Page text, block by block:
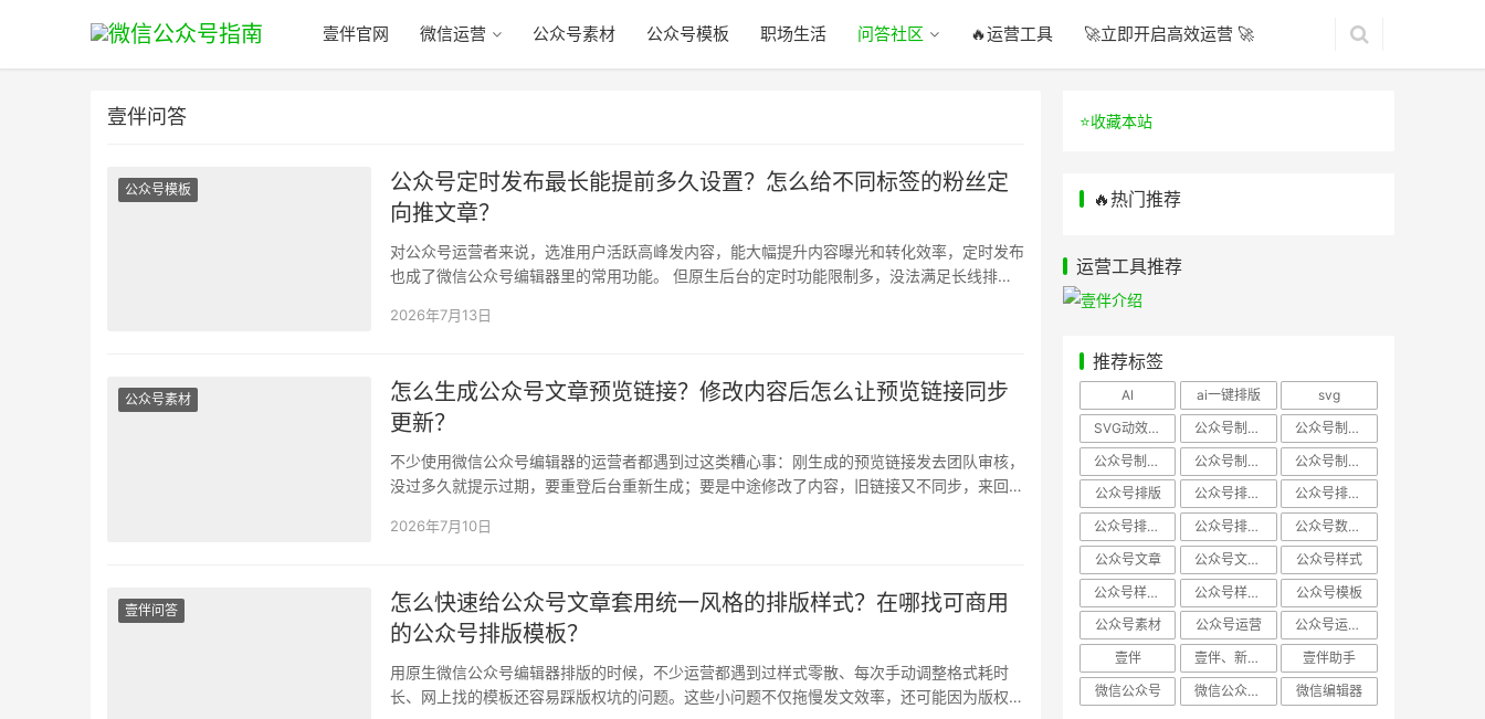
壹伴官网 微信运营 公众号素材 公众号模板 职场生活 问答社区 🔥运营工具 🚀立即开启高效运营 🚀
壹伴问答
公众号模板
公众号定时发布最长能提前多久设置？怎么给不同标签的粉丝定
向推文章？
对公众号运营者来说，选准用户活跃高峰发内容，能大幅提升内容曝光和转化效率，定时发布
也成了微信公众号编辑器里的常用功能。 但原生后台的定时功能限制多，没法满足长线排
2026年7月13日
公众号素材
怎么生成公众号文章预览链接？修改内容后怎么让预览链接同步
更新？
不少使用微信公众号编辑器的运营者都遇到过这类糟心事：刚生成的预览链接发去团队审核，
没过多久就提示过期，要重登后台重新生成；要是中途修改了内容，旧链接又不同步，来回发
2026年7月10日
壹伴问答
怎么快速给公众号文章套用统一风格的排版样式？在哪找可商用
的公众号排版模板？
用原生微信公众号编辑器排版的时候，不少运营都遇到过样式零散、每次手动调整格式耗时
长、网上找的模板还容易踩版权坑的问题。这些小问题不仅拖慢发文效率，还可能因为版权问
⭐️收藏本站
🔥热门推荐
运营工具推荐
推荐标签
AI ai一键排版
svg
SVG动效样式
公众号制作、公众号排版
公众号制作、公众号模板
公众号制作、微信编辑器
公众号制作，公众号排版
公众号制作，公众号排版、微信编辑器
公众号排版
公众号排版，公众号模板
公众号排版，公众号素材
公众号排版，微信编辑器
公众号排版，排版样式
公众号数据分析
公众号文章
公众号文章、公众号运营
公众号样式
公众号样式，微信公众号排版
公众号样式，微信编辑器
公众号模板
公众号素材
公众号运营
公众号运营，公众号编辑器
壹伴
壹伴、新媒体运营
壹伴助手
微信公众号
微信公众号，样式模板、公众号样式 微信编辑器